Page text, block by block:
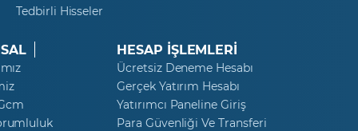
Microsoft
Mondi ORD
Morgan Stanley
Tedbirli Hisseler
HESAP İŞLEMLERİ
Ücretsiz Deneme Hesabı
Gerçek Yatırım Hesabı
Yatırımcı Paneline Giriş
Para Güvenliği Ve Transferi